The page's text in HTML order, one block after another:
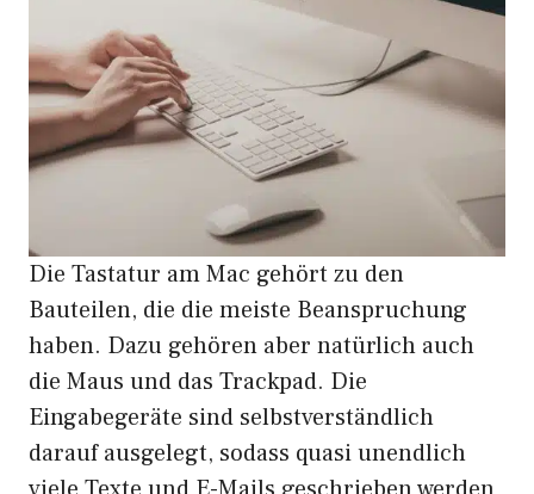
Die Tastatur am Mac gehört zu den
Bauteilen, die die meiste Beanspruchung
haben. Dazu gehören aber natürlich auch
die Maus und das Trackpad. Die
Eingabegeräte sind selbstverständlich
darauf ausgelegt, sodass quasi unendlich